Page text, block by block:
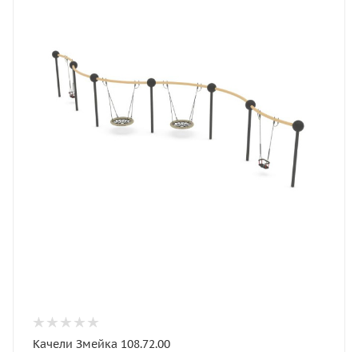
Качели Змейка 108.72.00